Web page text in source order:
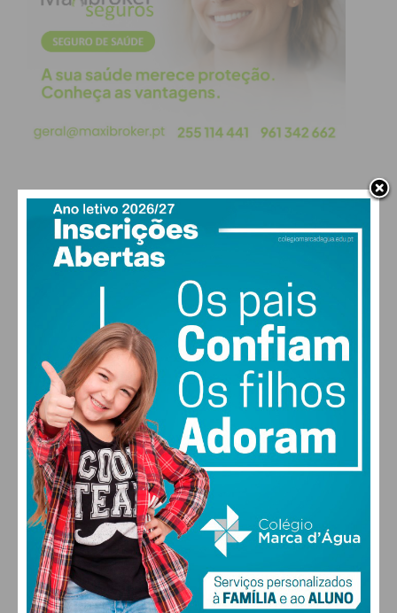
PAÇOS DE FERREIRA
29°
49% humidade
vento: 5m/s O
MAX 29 • MIN 29
28°
SÁB
26
DOM
29°
SEG
30 °
FARMACIAS DE SERVIÇO EM PAÇOS DE